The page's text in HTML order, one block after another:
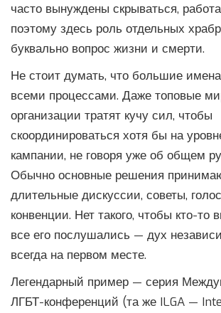
часто вынуждены скрываться,
поэтому здесь роль отдельных
буквально вопрос жизни и смерти.
Не стоит думать, что большие
всеми процессами. Даже топовые
организации тратят кучу сил, чтобы
скоординироваться хотя бы на
кампании, не говоря уже об общем
Обычно основные решения
длительные дискуссии, советы,
конвенции. Нет такого, чтобы кто-то
все его послушались — дух
всегда на первом месте.
Легендарный пример — серия
ЛГБТ-конференций (та же ILGA —